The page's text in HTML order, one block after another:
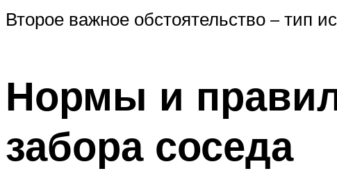
Второе важное обстоятельство – тип
Нормы и
забора соседа